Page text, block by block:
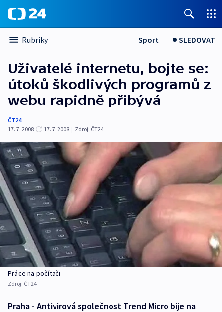
Rubriky Sport SLEDOVAT
Uživatelé internetu, bojte se:
útoků škodlivých programů z
webu rapidně přibývá
ČT24
17. 7. 2008
17. 7. 2008 | Zdroj: ČT24
Práce na počítači
Zdroj: ČT24
Praha - Antivirová společnost Trend Micro bije na